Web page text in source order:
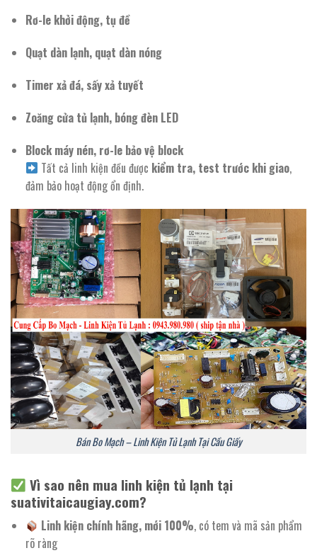
Rơ-le khởi động, tụ đề
Quạt dàn lạnh, quạt dàn nóng
Timer xả đá, sấy xả tuyết
Zoăng cửa tủ lạnh, bóng đèn LED
Block máy nén, rơ-le bảo vệ block
Tất cả linh kiện đều được kiểm tra, test trước khi giao,
đảm bảo hoạt động ổn định.
Bán Bo Mạch – Linh Kiện Tủ Lạnh Tại Cầu Giấy
Vì sao nên mua linh kiện tủ lạnh tại
suativitaicaugiay.com?
Linh kiện chính hãng, mới 100%, có tem và mã sản phẩm
rõ ràng